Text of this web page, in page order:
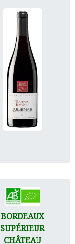
BORDEAUX
SUPÉRIEUR
CHÂTEAU